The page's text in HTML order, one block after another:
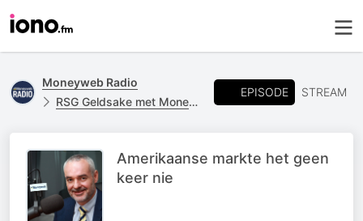
Moneyweb Radio
RSG Geldsake met Moneyweb
EPISODE STREAM
Amerikaanse markte het geen
keer nie